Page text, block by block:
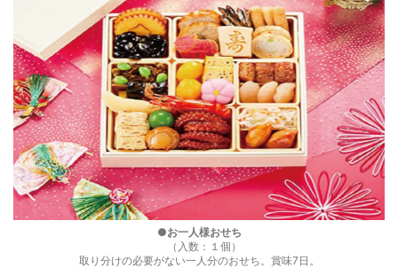
●お一人様おせち
（入数：１個）
取り分けの必要がない一人分のおせち。賞味7日。